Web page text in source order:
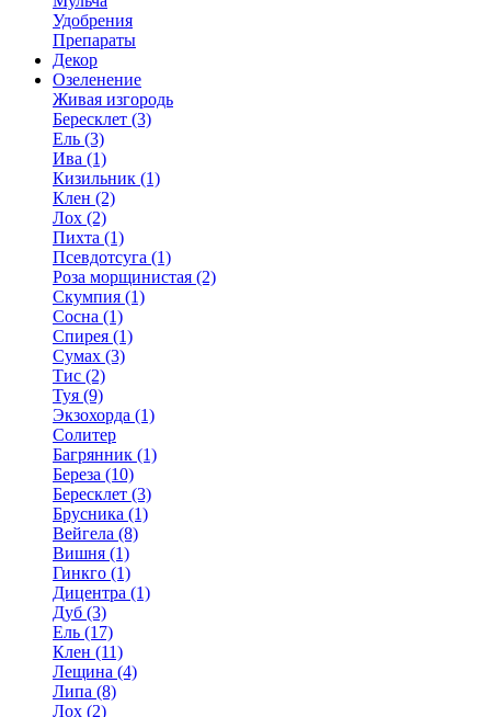
Удобрения
Препараты
Декор
Озеленение
Живая изгородь
Бересклет (3)
Ель (3)
Ива (1)
Кизильник (1)
Клен (2)
Лох (2)
Пихта (1)
Псевдотсуга (1)
Роза морщинистая (2)
Скумпия (1)
Сосна (1)
Спирея (1)
Сумах (3)
Тис (2)
Туя (9)
Экзохорда (1)
Солитер
Багрянник (1)
Береза (10)
Бересклет (3)
Брусника (1)
Вейгела (8)
Вишня (1)
Гинкго (1)
Дицентра (1)
Дуб (3)
Ель (17)
Клен (11)
Лещина (4)
Липа (8)
Лох (2)